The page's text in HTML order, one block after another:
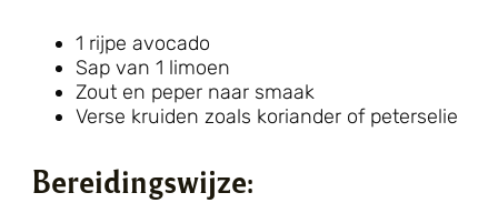
1 rijpe avocado
Sap van 1 limoen
Zout en peper naar smaak
Verse kruiden zoals koriander of peterselie
Bereidingswijze: